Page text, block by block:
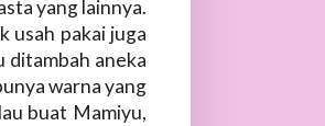
yang lainnya.
usah pakai juga
ditambah aneka
warna yang
buat Mamiyu,